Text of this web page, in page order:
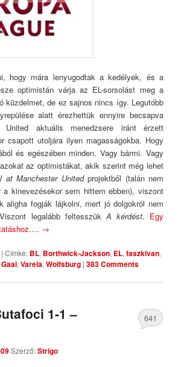
hogy mára lenyugodtak a kedélyek, és a
optimistán várja az EL-sorsolást meg a
küzdelmet, de ez sajnos nincs így. Legutóbb
alatt érezhettük ennyire becsapva
aktuális menedzsere iránt érzett
csapott utoljára ilyen magasságokba. Hogy
és egészében minden. Vagy bármi. Vagy
az optimistákat, akik szerint még lehet
at Manchester Unitedprojektből (talán nem
kinevezésekor sem hittem ebben), viszont
aligha fogják lájkolni, mert jó dolgokról nem
legalább feltesszük A kérdést. Egy
→
|Címke: BL, Borthwick-Jackson, EL,faszkivan,
,Varela,Wolfsburg |383 Comments
1-1 –
Szerző:Strigo
641